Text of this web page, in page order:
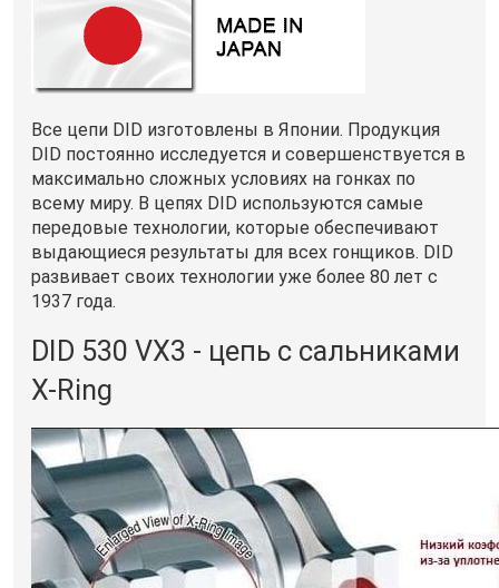
Все цепи DID изготовлены в Японии. Продукция
DID постоянно исследуется и совершенствуется в
максимально сложных условиях на гонках по
всему миру. В цепях DID используются самые
передовые технологии, которые обеспечивают
выдающиеся результаты для всех гонщиков. DID
развивает своих технологии уже более 80 лет с
1937 года.
DID 530 VX3 - цепь с сальниками
X-Ring